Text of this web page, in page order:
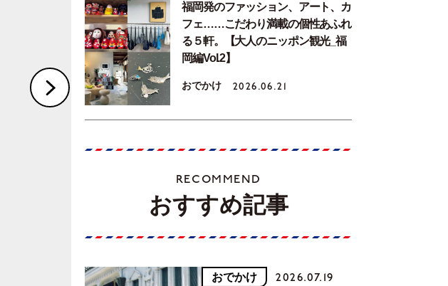
福岡発のファッション、アート、カ
フェ……こだわり満載の個性あふれ
る５軒。【大人のニッポン観光_福
岡編Vol.2】
おでかけ 2026.06.21
RECOMMEND
おすすめ記事
おでかけ 2026.07.19